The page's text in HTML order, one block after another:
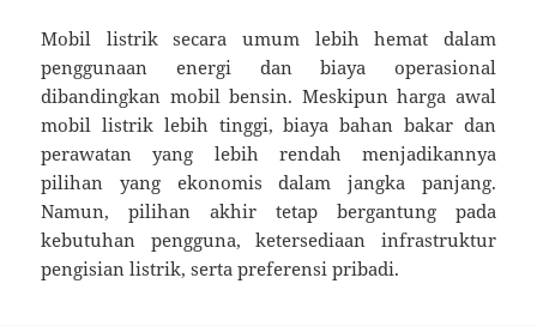
Mobil listrik secara umum lebih hemat dalam
penggunaan energi dan biaya operasional
dibandingkan mobil bensin. Meskipun harga awal
mobil listrik lebih tinggi, biaya bahan bakar dan
perawatan yang lebih rendah menjadikannya
pilihan yang ekonomis dalam jangka panjang.
Namun, pilihan akhir tetap bergantung pada
kebutuhan pengguna, ketersediaan infrastruktur
pengisian listrik, serta preferensi pribadi.